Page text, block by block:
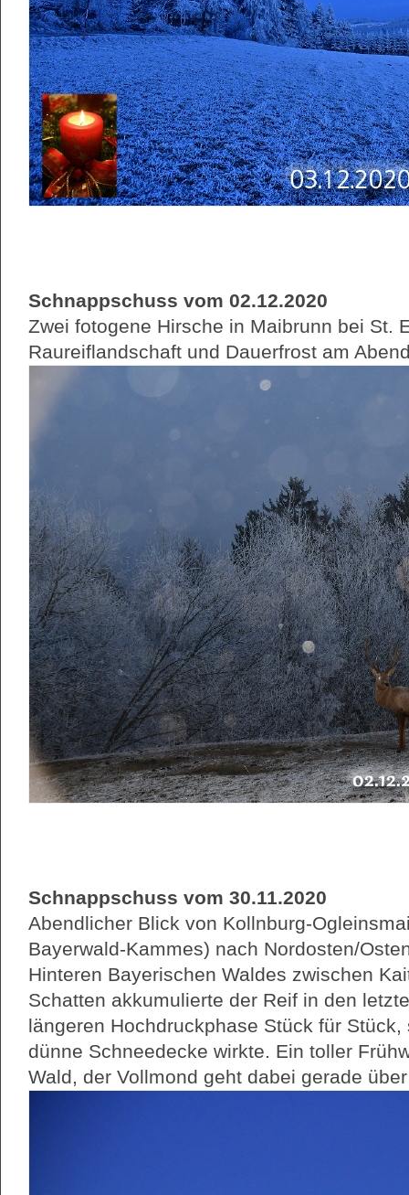
Schnappschuss vom 02.12.2020
Zwei fotogene Hirsche in Maibrunn bei St.
Raureiflandschaft und Dauerfrost am
Schnappschuss vom 30.11.2020
Abendlicher Blick von Kollnburg-
Bayerwald-Kammes) nach Nordosten/
Hinteren Bayerischen Waldes zwischen
Schatten akkumulierte der Reif in den
längeren Hochdruckphase Stück für
dünne Schneedecke wirkte. Ein toller
Wald, der Vollmond geht dabei gerade